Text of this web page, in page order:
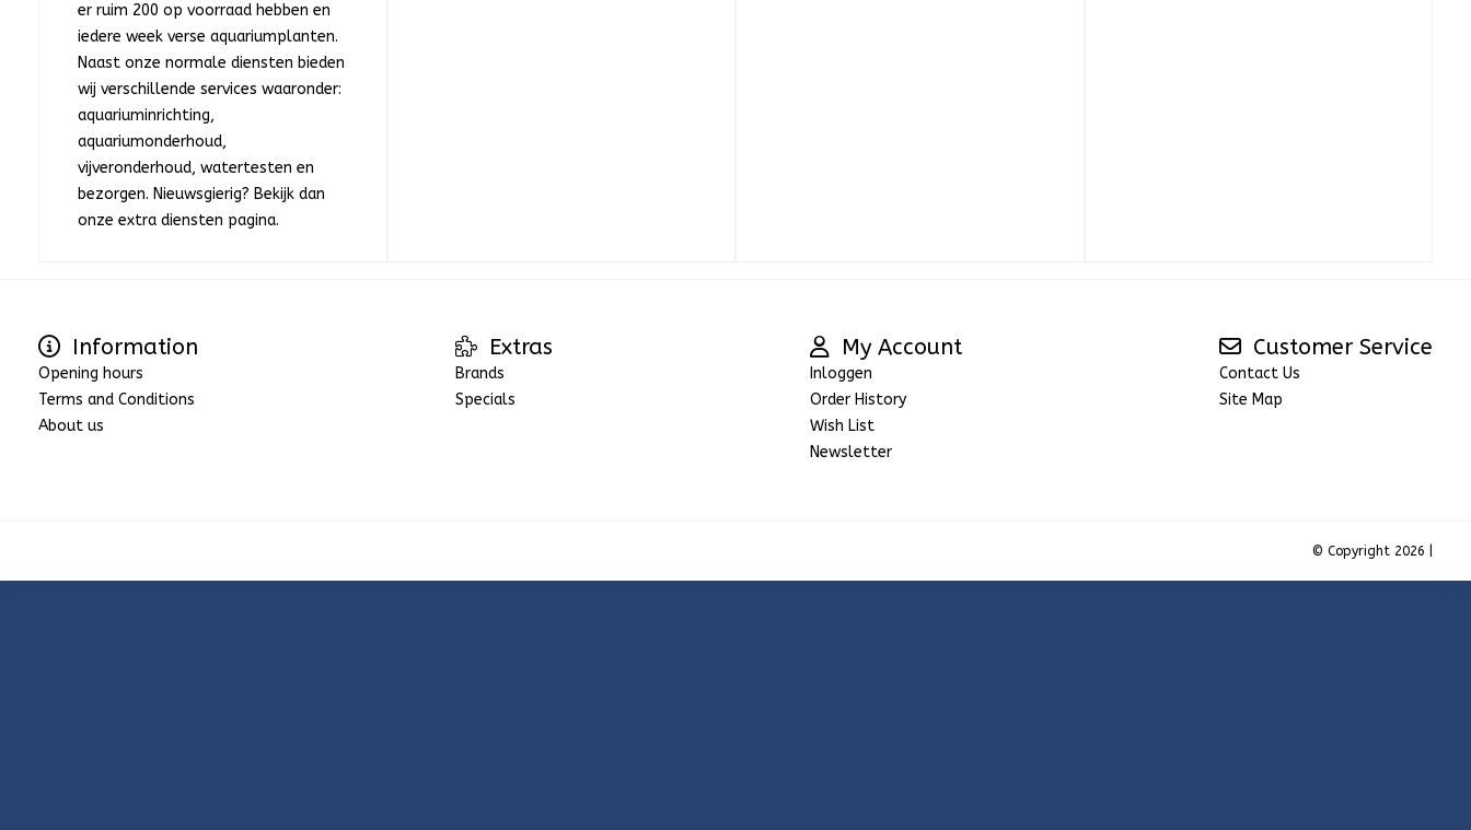
er ruim 200 op voorraad hebben en
iedere week verse aquariumplanten.
Naast onze normale diensten bieden
wij verschillende services waaronder:
aquariuminrichting,
aquariumonderhoud,
vijveronderhoud, watertesten en
bezorgen. Nieuwsgierig? Bekijk dan
onze extra diensten pagina.
Information
Opening hours
Terms and Conditions
About us
Extras
Brands
Specials
My Account
Inloggen
Order History
Wish List
Newsletter
Customer Service
Contact Us
Site Map
© Copyright 2026 |